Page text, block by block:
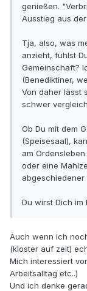
genießen.
Ausstieg aus
Tja, also, was
anzieht, fühlst
Gemeinschaft?
(Benediktiner,
Von daher lässt
schwer
Ob Du mit dem
(Speisesaal),
am
oder eine
abgeschiedener
Du wirst Dich im
Auch wenn ich
(kloster auf zeit)
Mich interessiert
Arbeitsalltag etc..)
Und ich denke